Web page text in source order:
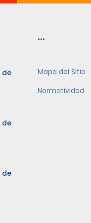
de
de
de
…
Mapa del Sitio
Normatividad